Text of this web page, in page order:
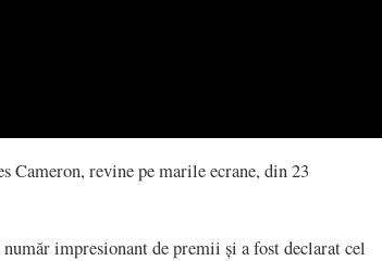
Cameron, revine pe marile ecrane, din 23
impresionant de premii şi a fost declarat cel